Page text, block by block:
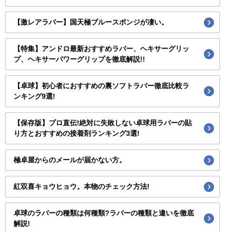
【激レアラバー】国天極ブルースポンジが凄い。
【特集】アンドロ最新おすすめラバー、ヘキサーグリッ
プ、ヘキサーパワーグリップを徹底解説!!
【卓球】初心者におすすめの裏ソフトラバー徹底比較ラ
ンキング9選!
【保存版】プロ直伝!絶対に失敗しない卓球用ラバーの貼
り方とおすすめの接着剤ランキング3選!
極卓屋からのメールが届かない方。
紅双喜キョウヒョウ。本物のチェック方法!
卓球のラバーの種類は何種類?ラバーの種類と違いを徹底
解説!